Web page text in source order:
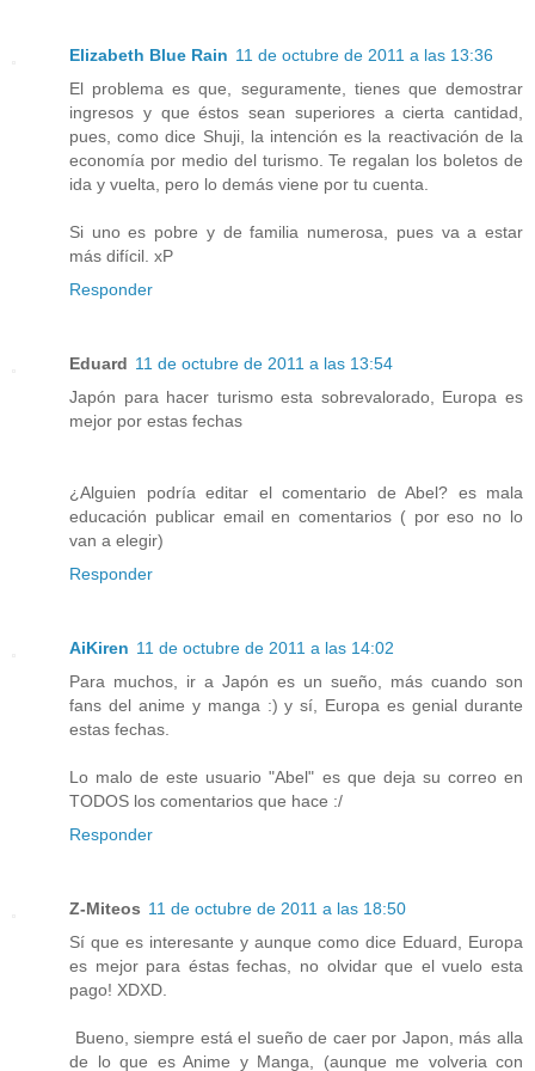
Elizabeth Blue Rain 11 de octubre de 2011 a las 13:36
El problema es que, seguramente, tienes que demostrar
ingresos y que éstos sean superiores a cierta cantidad,
pues, como dice Shuji, la intención es la reactivación de la
economía por medio del turismo. Te regalan los boletos de
ida y vuelta, pero lo demás viene por tu cuenta.
Si uno es pobre y de familia numerosa, pues va a estar
más difícil. xP
Responder
Eduard 11 de octubre de 2011 a las 13:54
Japón para hacer turismo esta sobrevalorado, Europa es
mejor por estas fechas
¿Alguien podría editar el comentario de Abel? es mala
educación publicar email en comentarios ( por eso no lo
van a elegir)
Responder
AiKiren 11 de octubre de 2011 a las 14:02
Para muchos, ir a Japón es un sueño, más cuando son
fans del anime y manga :) y sí, Europa es genial durante
estas fechas.
Lo malo de este usuario "Abel" es que deja su correo en
TODOS los comentarios que hace :/
Responder
Z-Miteos 11 de octubre de 2011 a las 18:50
Sí que es interesante y aunque como dice Eduard, Europa
es mejor para éstas fechas, no olvidar que el vuelo esta
pago! XDXD.
Bueno, siempre está el sueño de caer por Japon, más alla
de lo que es Anime y Manga, (aunque me volveria con